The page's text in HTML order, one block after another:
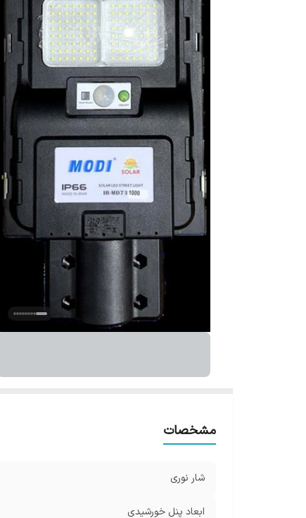
مشخصات
شار نوری
ابعاد پنل خورشیدی